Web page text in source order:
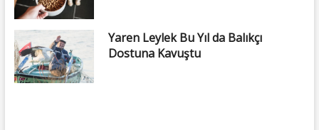
Yaren Leylek Bu Yıl da Balıkçı
Dostuna Kavuştu